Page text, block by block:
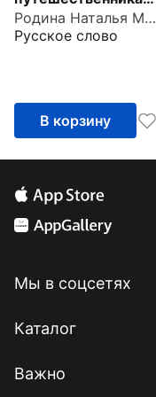
Тетрадь с
заданиями для
Родина Наталья Михайловна
Русское слово
В корзину
Мы в соцсетях
Каталог
Важно